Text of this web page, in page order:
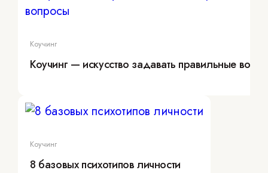
Коучинг
Коучинг — искусство задавать правильные
Коучинг
8 базовых психотипов личности